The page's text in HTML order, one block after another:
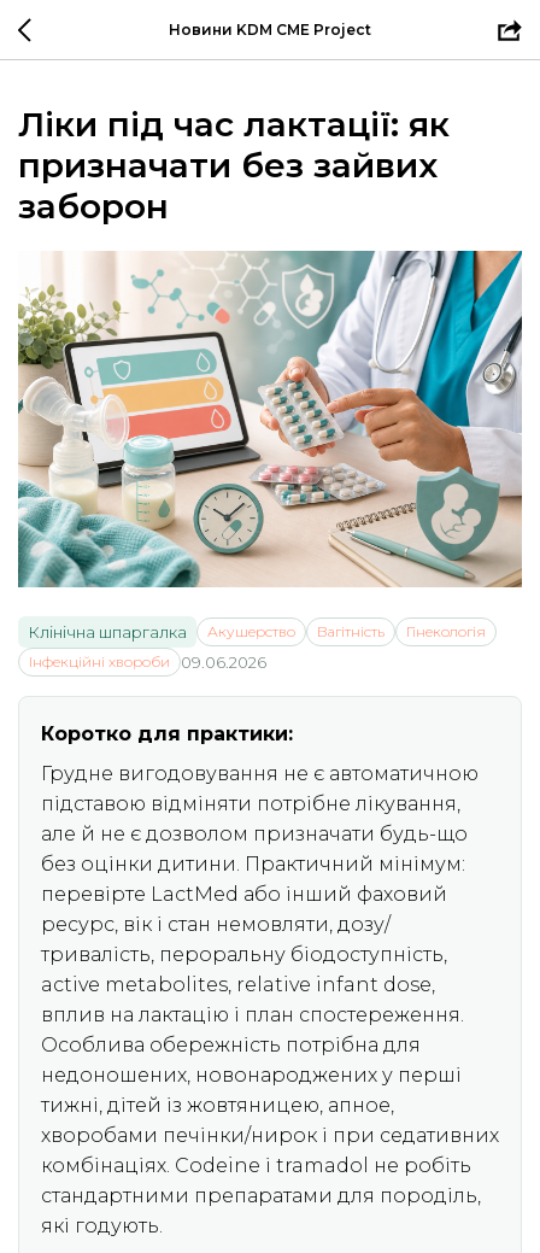
Новини KDM CME Project
Ліки під час лактації: як
призначати без зайвих
заборон
Клінічна шпаргалка Акушерство Вагітність
Гінекологія
Інфекційні хвороби
09.06.2026
Коротко для практики:
Грудне вигодовування не є автоматичною
підставою відміняти потрібне лікування,
але й не є дозволом призначати будь-що
без оцінки дитини. Практичний мінімум:
перевірте LactMed або інший фаховий
ресурс, вік і стан немовляти, дозу/
тривалість, пероральну біодоступність,
active metabolites, relative infant dose,
вплив на лактацію і план спостереження.
Особлива обережність потрібна для
недоношених, новонароджених у перші
тижні, дітей із жовтяницею, апное,
хворобами печінки/нирок і при седативних
комбінаціях. Codeine і tramadol не робіть
стандартними препаратами для породіль,
які годують.